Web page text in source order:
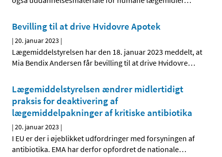
Bevilling til at drive Hvidovre Apotek
|20. januar 2023 |
Lægemiddelstyrelsen har den 18. januar 2023 meddelt, at
Mia Bendix Andersen får bevilling til at drive Hvidovre…
Lægemiddelstyrelsen ændrer midlertidigt
praksis for deaktivering af
lægemiddelpakninger af kritiske antibiotika
|20. januar 2023 |
I EU er der i øjeblikket udfordringer med forsyningen af
antibiotika. EMA har derfor opfordret de nationale…